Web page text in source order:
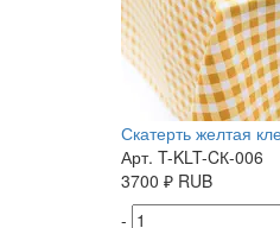
Скатерть желтая
Арт. T-KLT-CК-006
3700 ₽ RUB
-